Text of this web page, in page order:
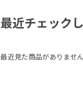
最近チェック
最近見た商品がありません